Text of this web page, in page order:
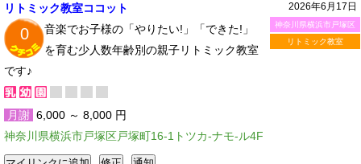
2026年6月17日
神奈川県横浜市戸塚区
リトミック教室
リトミック教室ココット
0
音楽でお子様の「やりたい!」「できた!」
を育む少人数年齢別の親子リトミック教室
です♪
月謝 6,000 ～ 8,000 円
神奈川県横浜市戸塚区戸塚町16-1トツカ-ナモ-ル4F